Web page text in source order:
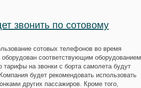
звонить по сотовому
сотовых телефонов во время
соответствующим оборудованием
на звонки с борта самолета будут
будет рекомендовать использовать
других пассажиров. Кроме того,